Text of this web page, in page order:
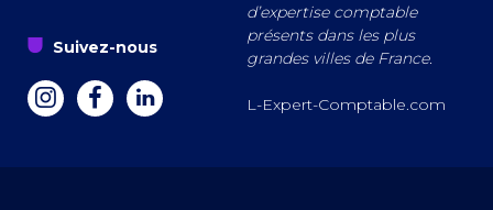
s Suivez-nous
a z e
d’expertise comptable
présents dans les plus
grandes villes de France.
L-Expert-Comptable.com